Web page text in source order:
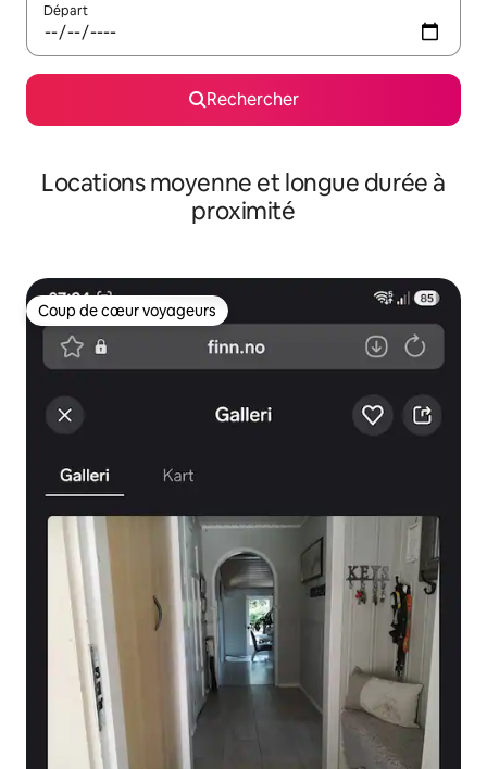
Départ
Rechercher
Locations moyenne et longue durée à
proximité
Coup de cœur voyageurs
Coup de cœur voyageurs